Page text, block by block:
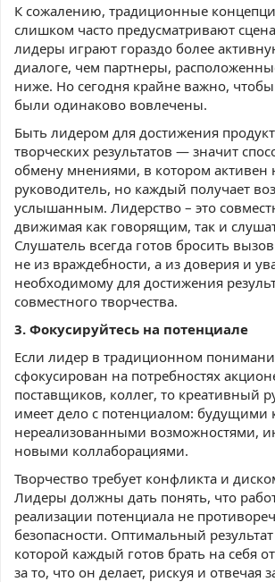
К сожалению, традиционные
слишком часто предусматривают
лидеры играют гораздо более
диалоге, чем партнеры,
ниже. Но сегодня крайне важно,
были одинаково вовлечены.
Быть лидером для достижения
творческих результатов — значит
обмену мнениями, в котором активен
руководитель, но каждый получает
услышанным. Лидерство – это
движимая как говорящим, так и
Слушатель всегда готов бросить
не из враждебности, а из доверия и
необходимому для достижения
совместного творчества.
3. Фокусируйтесь на потенциале
Если лидер в традиционном
сфокусирован на потребностях
поставщиков, коллег, то креативный
имеет дело с потенциалом: будущими
нереализованными возможностями,
новыми коллаборациями.
Творчество требует конфликта и
Лидеры должны дать понять, что
реализации потенциала не
безопасности. Оптимальный
которой каждый готов брать на себя
за то, что он делает, рискуя и отвечая